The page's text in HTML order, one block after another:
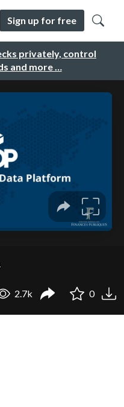
privately, control
and more …
Sign up for free
2.7k 0